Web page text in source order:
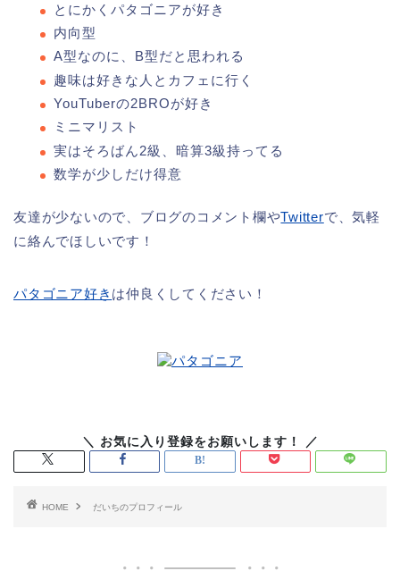
とにかくパタゴニアが好き
内向型
A型なのに、B型だと思われる
趣味は好きな人とカフェに行く
YouTuberの2BROが好き
ミニマリスト
実はそろばん2級、暗算3級持ってる
数学が少しだけ得意
友達が少ないので、ブログのコメント欄やTwitterで、気軽
に絡んでほしいです！
パタゴニア好き は仲良くしてください！
HOME だいちのプロフィール